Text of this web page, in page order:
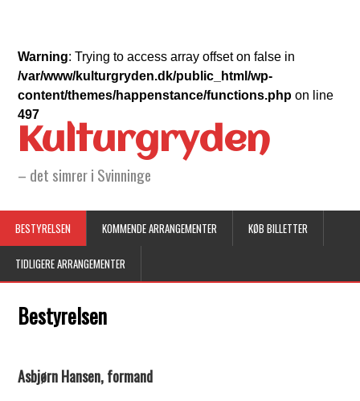
Warning: Trying to access array offset on false in
/var/www/kulturgryden.dk/public_html/wp-
content/themes/happenstance/functions.php on line
497
Kulturgryden
– det simrer i Svinninge
BESTYRELSEN KOMMENDE ARRANGEMENTER KØB BILLETTER
TIDLIGERE ARRANGEMENTER
Bestyrelsen
Asbjørn Hansen, formand